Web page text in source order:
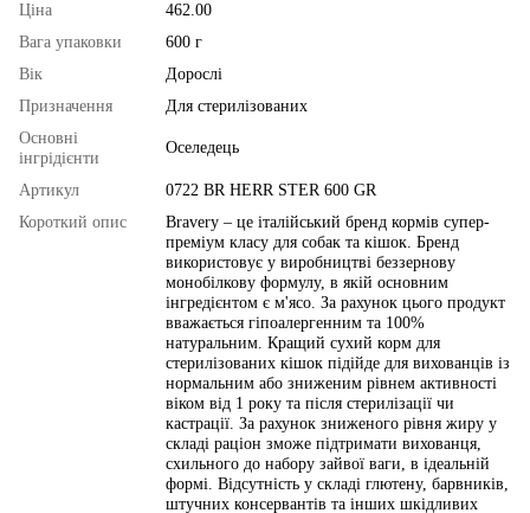
Ціна
462.00
Вага упаковки
600 г
Вік
Дорослі
Призначення
Для стерилізованих
Основні
інгрідієнти
Оселедець
Артикул
0722 BR HERR STER 600 GR
Короткий опис
Bravery – це італійський бренд кормів супер-
преміум класу для собак та кішок. Бренд
використовує у виробництві беззернову
монобілкову формулу, в якій основним
інгредієнтом є м'ясо. За рахунок цього продукт
вважається гіпоалергенним та 100%
натуральним. Кращий сухий корм для
стерилізованих кішок підійде для вихованців із
нормальним або зниженим рівнем активності
віком від 1 року та після стерилізації чи
кастрації. За рахунок зниженого рівня жиру у
складі раціон зможе підтримати вихованця,
схильного до набору зайвої ваги, в ідеальній
формі. Відсутність у складі глютену, барвників,
штучних консервантів та інших шкідливих